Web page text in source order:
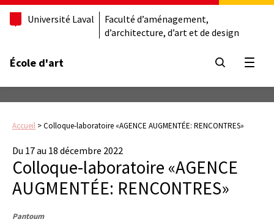
Université Laval
Faculté d’aménagement,
d’architecture, d’art et de design
École d'art
Accueil >Colloque-laboratoire «AGENCE AUGMENTÉE: RENCONTRES»
Du 17 au 18 décembre 2022
Colloque-laboratoire «AGENCE
AUGMENTÉE: RENCONTRES»
Pantoum